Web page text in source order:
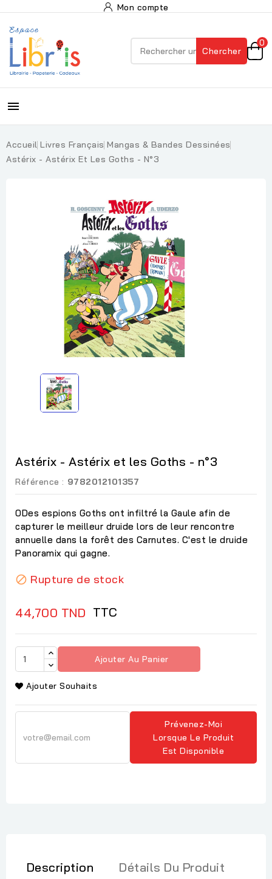
Mon compte
Chercher
0

Accueil Livres Français Mangas & Bandes Dessinées
Astérix - Astérix Et Les Goths - N°3
Astérix - Astérix et les Goths - n°3
Référence : 9782012101357
0Des espions Goths ont infiltré la Gaule afin de
capturer le meilleur druide lors de leur rencontre
annuelle dans la forêt des Carnutes. C'est le druide
Panoramix qui gagne.
 Rupture de stock
44,700 TND TTC
Ajouter Au Panier
Ajouter Souhaits
Prévenez-Moi
Lorsque Le Produit
Est Disponible
Description Détails Du Produit